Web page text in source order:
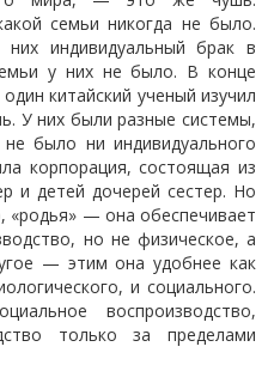
семьи никогда не было.
индивидуальный брак в
у них не было. В конце
китайский ученый изучил
У них были разные системы,
было ни индивидуального
корпорация, состоящая из
и детей дочерей сестер. Но
«родья» — она обеспечивает
но не физическое, а
— этим она удобнее как
и социального.
воспроизводство,
только за пределами